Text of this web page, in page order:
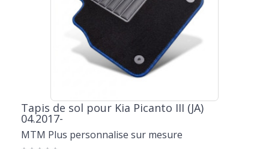
Tapis de sol pour Kia Picanto III (JA)
04.2017-
MTM Plus personnalise sur mesure